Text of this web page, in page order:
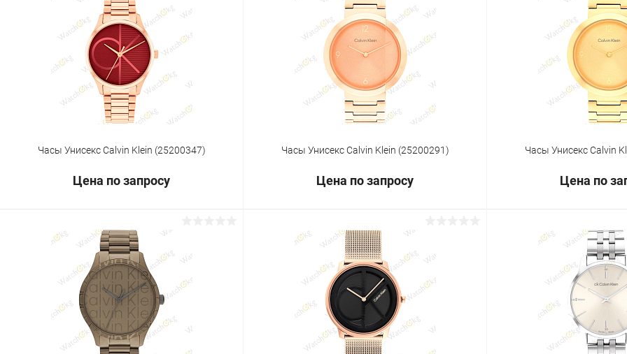
Купить в 1 клик
Под заказ
Купить в 1 клик Сравнение
Под заказ
Купить в 1 клик
Часы Унисекс Calvin Klein (25200347)
Цена по запросу
Запросить цену
Купить в 1 клик Сравнение
Под заказ
Часы Унисекс Calvin Klein (25200291)
Цена по запросу
Запросить цену
Купить в 1 клик Сравнение
Под заказ
Часы Унисекс Calvin
Цена по
Купить в 1 клик